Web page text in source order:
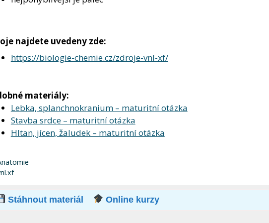
najdete uvedeny zde:
https://biologie-chemie.cz/zdroje-vnl-xf/
materiály:
Lebka, splanchnokranium – maturitní otázka
Stavba srdce – maturitní otázka
Hltan, jícen, žaludek – maturitní otázka
Stáhnout materiál Online kurzy